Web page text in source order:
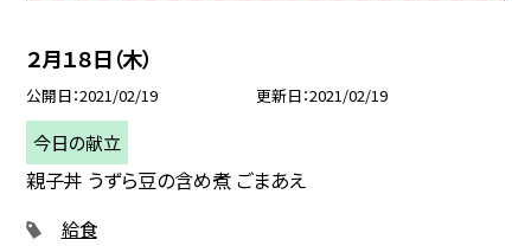
２月１８日（木）
公開日 2021/02/19 更新日 2021/02/19
今日の献立
親子丼 うずら豆の含め煮 ごまあえ
給食